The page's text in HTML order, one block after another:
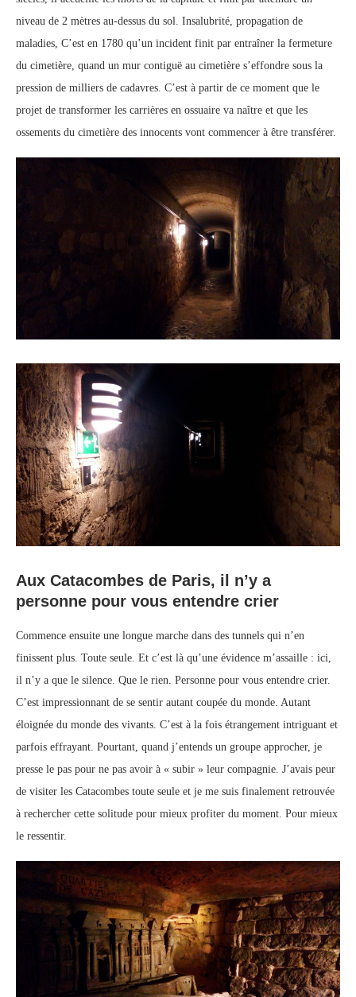
niveau de 2 mètres au-dessus du sol. Insalubrité, propagation de
maladies, C’est en 1780 qu’un incident finit par entraîner la fermeture
du cimetière, quand un mur contiguë au cimetière s’effondre sous la
pression de milliers de cadavres. C’est à partir de ce moment que le
projet de transformer les carrières en ossuaire va naître et que les
ossements du cimetière des innocents vont commencer à être transférer.
Aux Catacombes de Paris, il n’y a
personne pour vous entendre crier
Commence ensuite une longue marche dans des tunnels qui n’en
finissent plus. Toute seule. Et c’est là qu’une évidence m’assaille : ici,
il n’y a que le silence. Que le rien. Personne pour vous entendre crier.
C’est impressionnant de se sentir autant coupée du monde. Autant
éloignée du monde des vivants. C’est à la fois étrangement intriguant et
parfois effrayant. Pourtant, quand j’entends un groupe approcher, je
presse le pas pour ne pas avoir à « subir » leur compagnie. J’avais peur
de visiter les Catacombes toute seule et je me suis finalement retrouvée
à rechercher cette solitude pour mieux profiter du moment. Pour mieux
le ressentir.